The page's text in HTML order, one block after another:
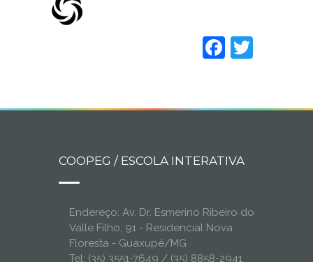
COOPEG / ESCOLA INTERATIVA
Endereço: Av. Dr. Esmerino Ribeiro do
Valle Filho, 91 - Residencial Nova
Floresta - Guaxupé/MG
Tel: (35) 3551-7649 / (35) 8858-2941